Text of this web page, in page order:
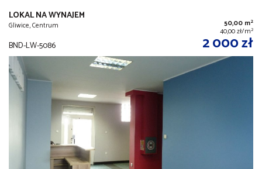
LOKAL NA WYNAJEM
Gliwice, Centrum 50,00 m2
40,00 zł/m2
BND-LW-5086 2 000 zł